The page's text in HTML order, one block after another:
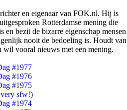
en eigenaar van FOK.nl. Hij is
Rotterdamse mening die
bezit de bizarre eigenschap mensen
nooit de bedoeling is. Houdt van
wil vooral nieuws met een mening.
#1977
#1976
#1975
sfw!)
#1974